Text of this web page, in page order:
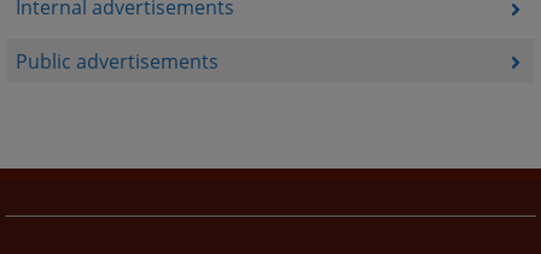
Internal advertisements
Public advertisements